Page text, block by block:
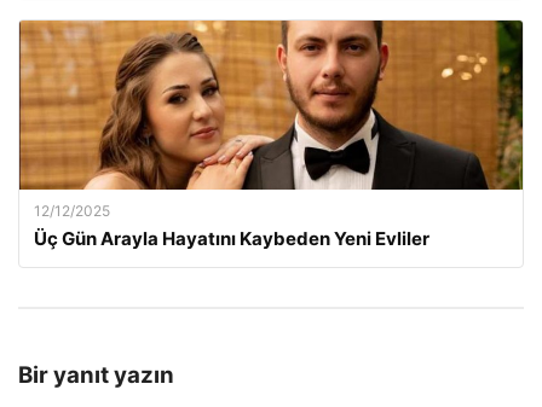
12/12/2025
Üç Gün Arayla Hayatını Kaybeden Yeni Evliler
Bir yanıt yazın